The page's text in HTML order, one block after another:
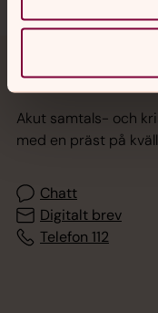
Jourhavande
Akut samtals- och
med en präst på
Chatt
Digitalt brev
Telefon 112